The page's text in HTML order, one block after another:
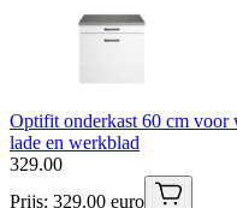
Optifit onderkast 60 cm voor
lade en werkblad
329.00
Prijs: 329.00 euro